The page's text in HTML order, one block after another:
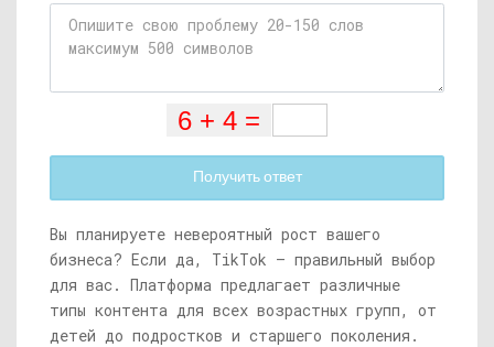
Получить ответ
Вы планируете невероятный рост вашего
бизнеса? Если да, TikTok — правильный выбор
для вас. Платформа предлагает различные
типы контента для всех возрастных групп, от
детей до подростков и старшего поколения.